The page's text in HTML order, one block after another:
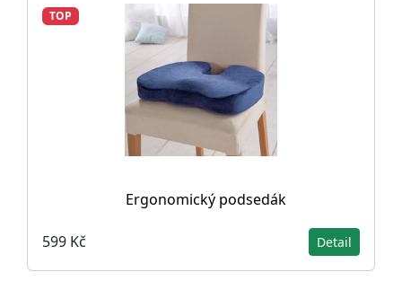
TOP
Ergonomický podsedák
599 Kč Detail